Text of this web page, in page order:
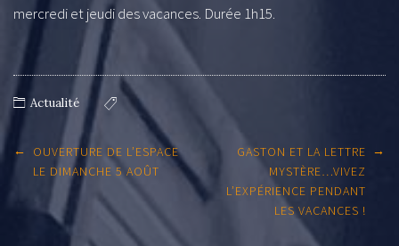
mercredi et jeudi des vacances. Durée 1h15.
Actualité
Post
navigation
←
OUVERTURE DE L’ESPACE
LE DIMANCHE 5 AOÛT
GASTON ET LA LETTRE
MYSTÈRE…VIVEZ
L’EXPÉRIENCE PENDANT
LES VACANCES !
→